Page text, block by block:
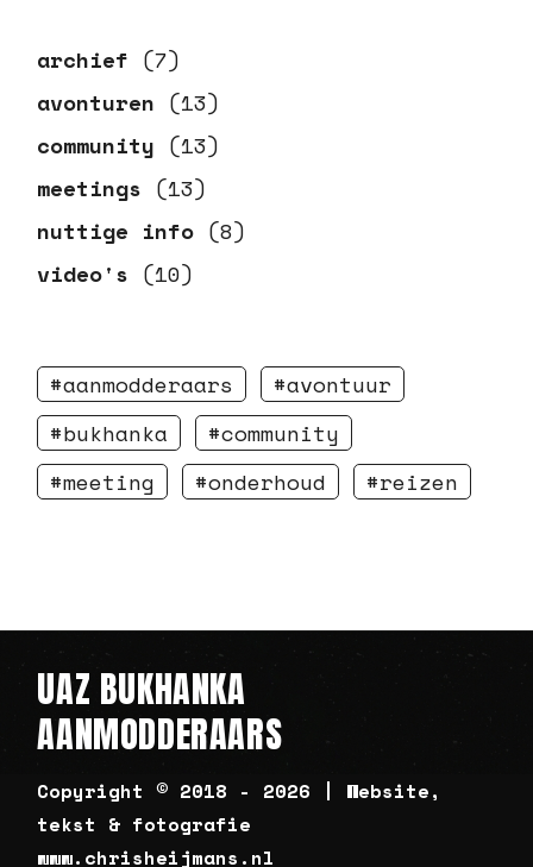
archief (7)
avonturen (13)
community (13)
meetings (13)
nuttige info (8)
video's (10)
aanmodderaars
avontuur
bukhanka
community
meeting
onderhoud reizen
UAZ BUKHANKA
AANMODDERAARS
Copyright © 2018 - 2026 | Website,
tekst & fotografie
www.chrisheijmans.nl